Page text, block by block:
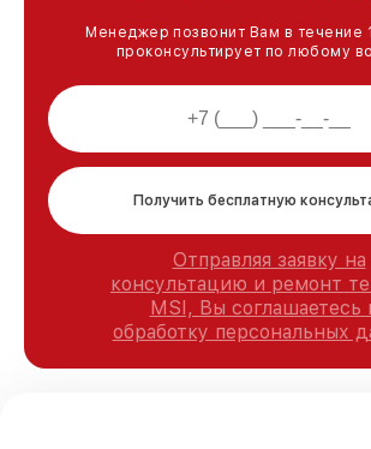
Менеджер позвонит Вам в течение
проконсультирует по любому
Получить бесплатную
Отправляя заявку на
консультацию и ремонт
MSI, Вы соглашаетесь
обработку персональных